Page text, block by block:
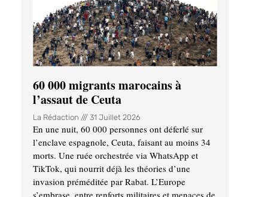
60 000 migrants marocains à
l’assaut de Ceuta
La Rédaction 31 Juillet 2026
En une nuit, 60 000 personnes ont déferlé sur
l’enclave espagnole, Ceuta, faisant au moins 34
morts. Une ruée orchestrée via WhatsApp et
TikTok, qui nourrit déjà les théories d’une
invasion préméditée par Rabat. L’Europe